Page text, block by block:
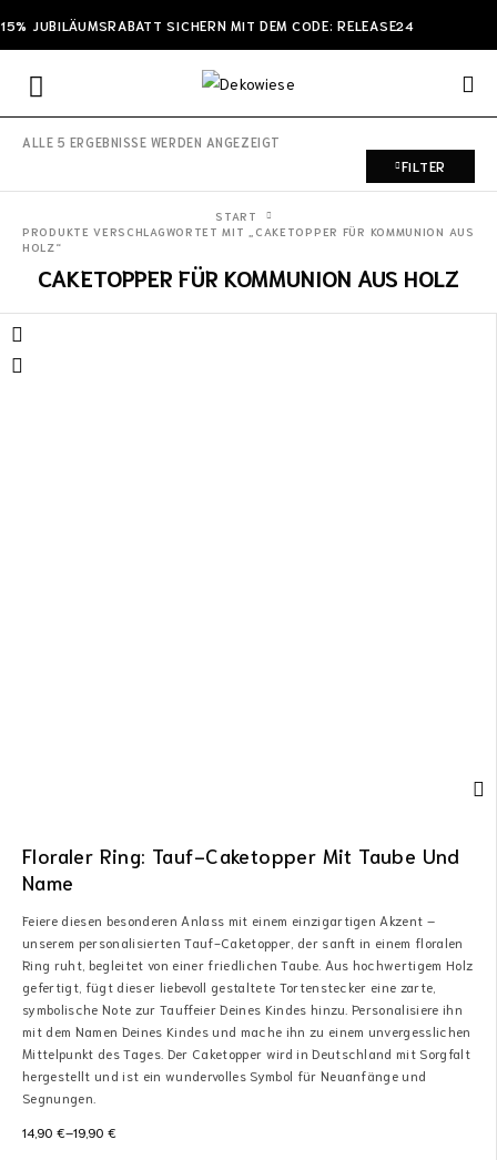
15% JUBILÄUMSRABATT SICHERN MIT DEM CODE: RELEASE24
ALLE 5 ERGEBNISSE WERDEN ANGEZEIGT
FILTER
CAKETOPPER FÜR KOMMUNION AUS HOLZ
START
PRODUKTE VERSCHLAGWORTET MIT „CAKETOPPER FÜR KOMMUNION AUS
HOLZ“
Floraler Ring: Tauf-Caketopper Mit Taube Und
Name
Feiere diesen besonderen Anlass mit einem einzigartigen Akzent –
unserem personalisierten Tauf-Caketopper, der sanft in einem floralen
Ring ruht, begleitet von einer friedlichen Taube. Aus hochwertigem Holz
gefertigt, fügt dieser liebevoll gestaltete Tortenstecker eine zarte,
symbolische Note zur Tauffeier Deines Kindes hinzu. Personalisiere ihn
mit dem Namen Deines Kindes und mache ihn zu einem unvergesslichen
Mittelpunkt des Tages. Der Caketopper wird in Deutschland mit Sorgfalt
hergestellt und ist ein wundervolles Symbol für Neuanfänge und
Segnungen.
14,90 €–19,90 €